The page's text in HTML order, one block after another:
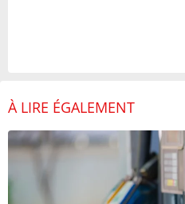
À LIRE ÉGALEMENT